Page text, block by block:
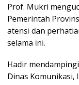
Prof. Mukri
Pemerintah
atensi dan
selama ini.
Hadir
Dinas